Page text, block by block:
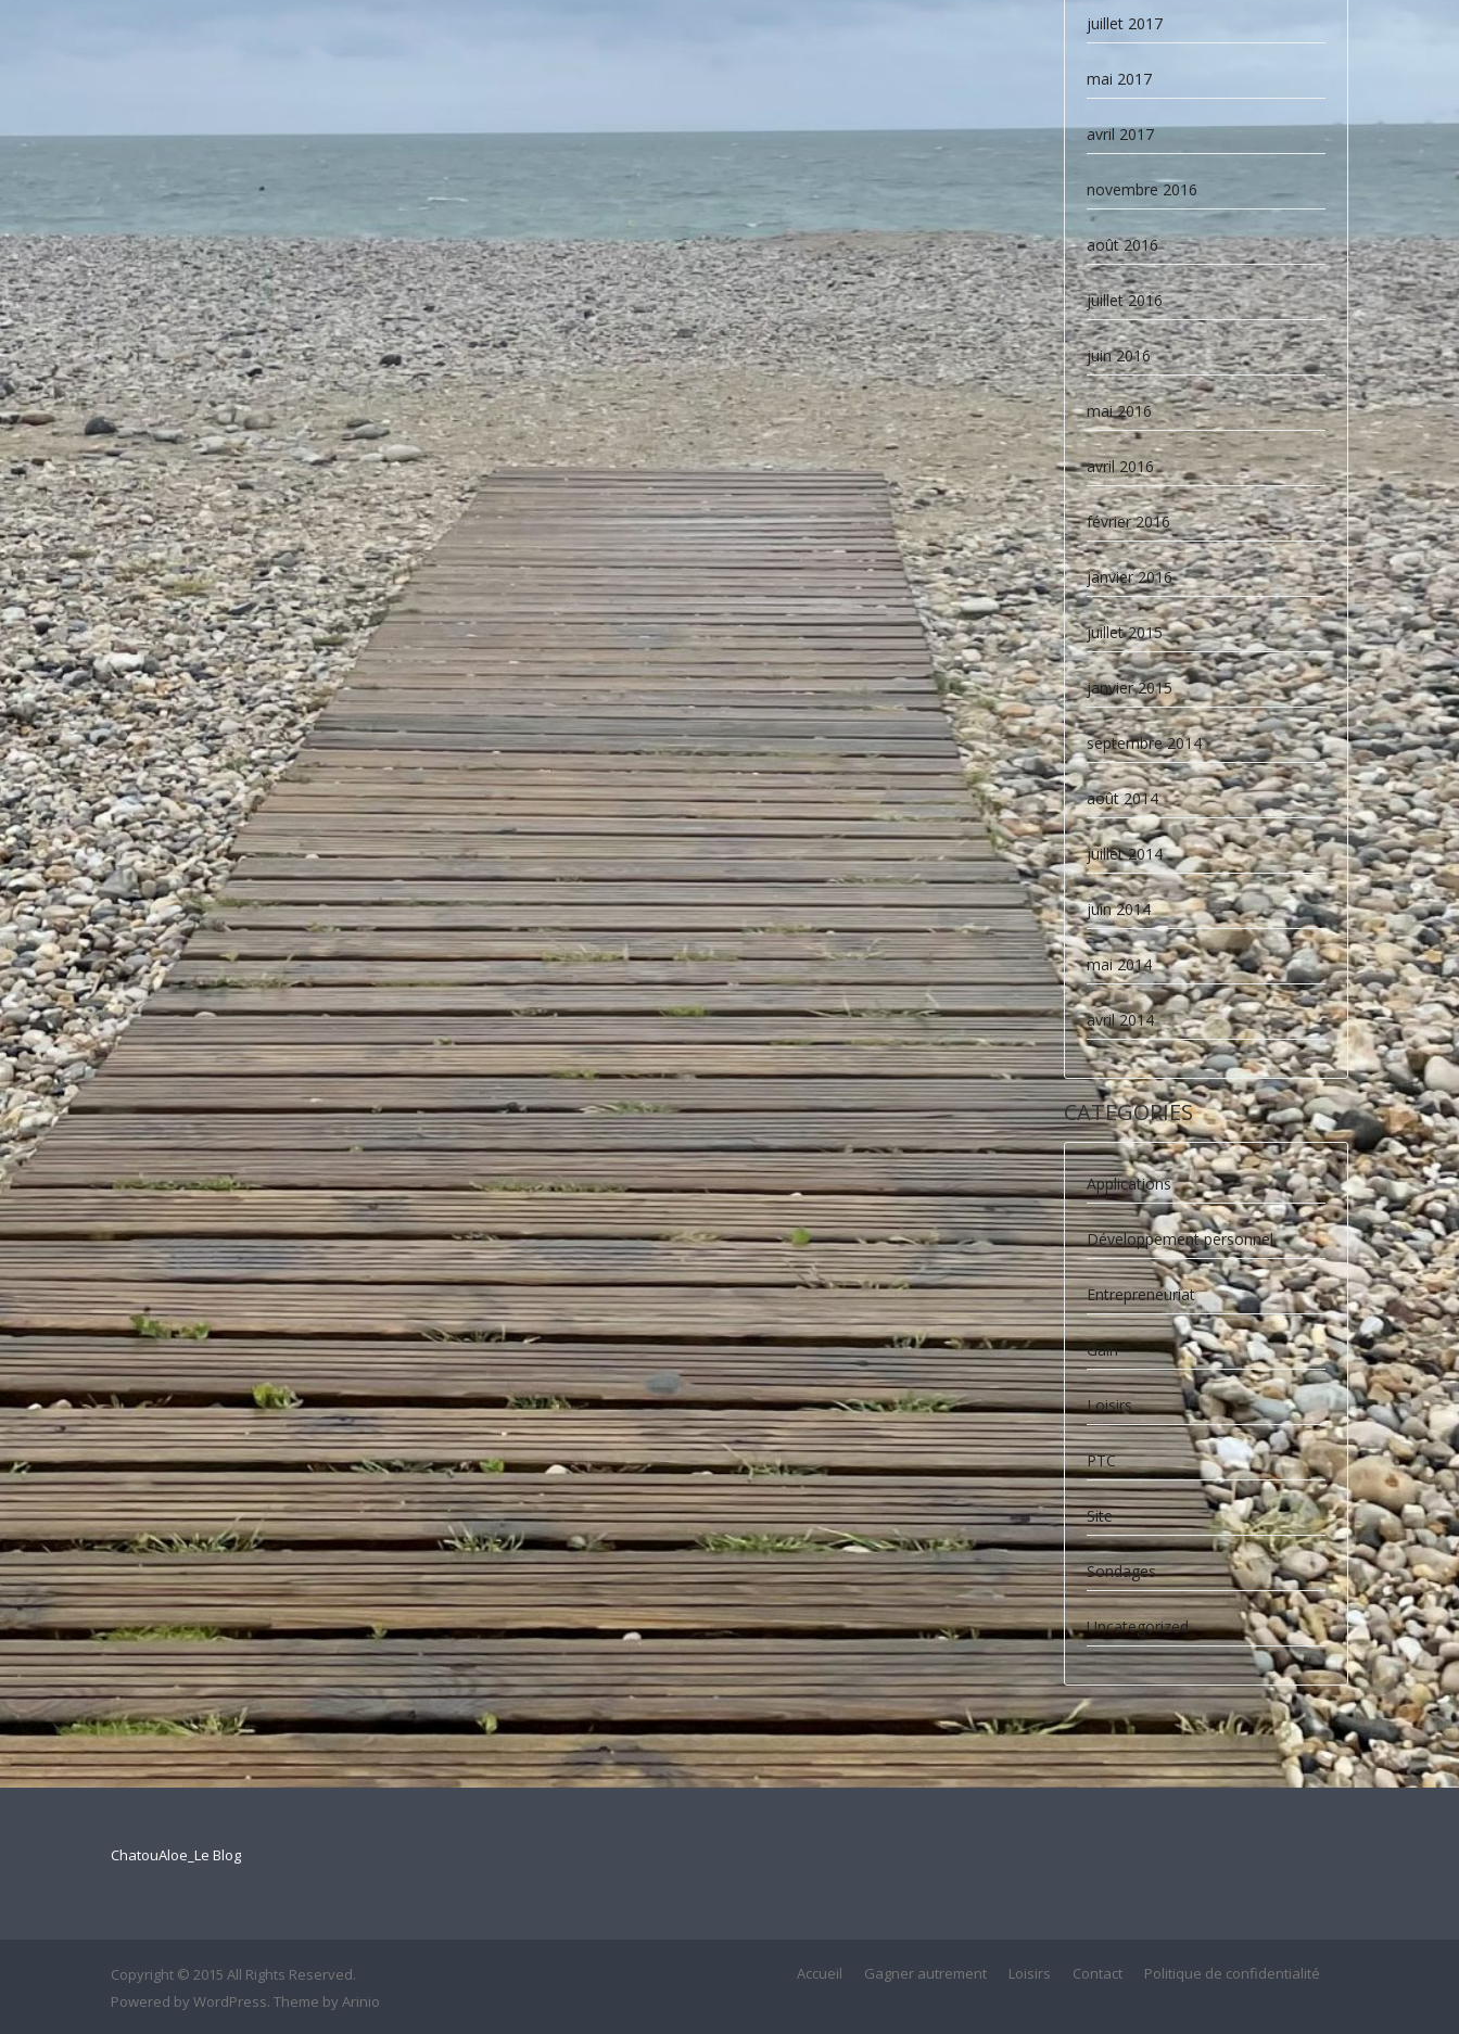
juillet 2017
mai 2017
avril 2017
novembre 2016
août 2016
juillet 2016
juin 2016
mai 2016
avril 2016
février 2016
janvier 2016
juillet 2015
janvier 2015
septembre 2014
août 2014
juillet 2014
juin 2014
mai 2014
avril 2014
CATEGORIES
Applications
Développement personnel
Entrepreneuriat
Gain
Loisirs
PTC
Site
Sondages
Uncategorized
ChatouAloe_Le Blog
Copyright © 2015 All Rights Reserved.
Powered by WordPress. Theme by Arinio
Accueil Gagner autrement Loisirs Contact Politique de confidentialité